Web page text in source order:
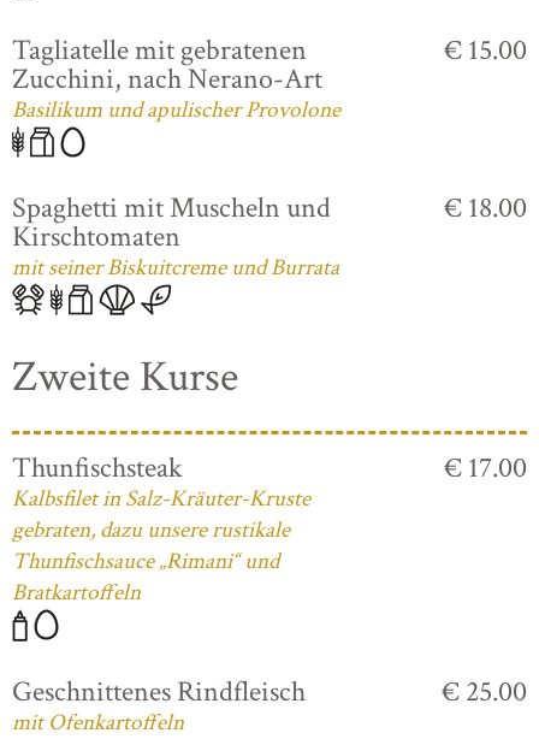
Tagliatelle mit gebratenen
Zucchini, nach Nerano-Art
Basilikum und apulischer Provolone
€ 15.00
Spaghetti mit Muscheln und
Kirschtomaten
mit seiner Biskuitcreme und Burrata
€ 18.00
Zweite Kurse
Thunfischsteak
Kalbsfilet in Salz-Kräuter-Kruste
gebraten, dazu unsere rustikale
Thunfischsauce „Rimani“ und
Bratkartoffeln
€ 17.00
Geschnittenes Rindfleisch
mit Ofenkartoffeln
€ 25.00